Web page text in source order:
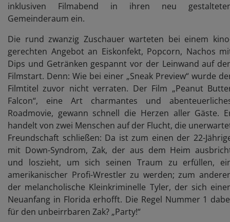
inklusiven Filmabend in ihren neu
Gemeinderaum ein.
Die rund zwanzig Zuschauer warteten bei einem
gerechten Angebot an Eiskonfekt, Popcorn, Nachos
Dips und Getränken gespannt vor der Leinwand auf
Filmstart. Denn: Wie bei einer „Sneak Preview“ wurde
Filmtitel zuvor nicht verraten. Der Film „Peanut
Falcon“, eine Art charmantes und
Roadmovie, gewann schnell die Herzen aller Gäste.
handelt von zwei Menschen auf der Flucht, die
Freundschaft schließen: Da ist zum einen der 22-
mit Down-Syndrom, Zak, der aus dem Heim
und loszieht, um sich seinen Traum zu erfüllen,
amerikanischer Profi-Wrestler zu werden; zum
der melancholische Kleinkriminelle Tyler, der sich
Neuanfang in Florida erhofft. Die Regel Nummer 1
für den unbeirrbaren Zak? „Party!“